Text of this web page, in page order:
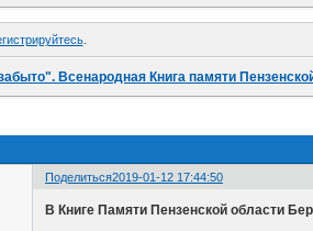
.
Всенародная Книга памяти
Поделиться2019-01-12 17:44:50
В Книге Памяти Пензенской области